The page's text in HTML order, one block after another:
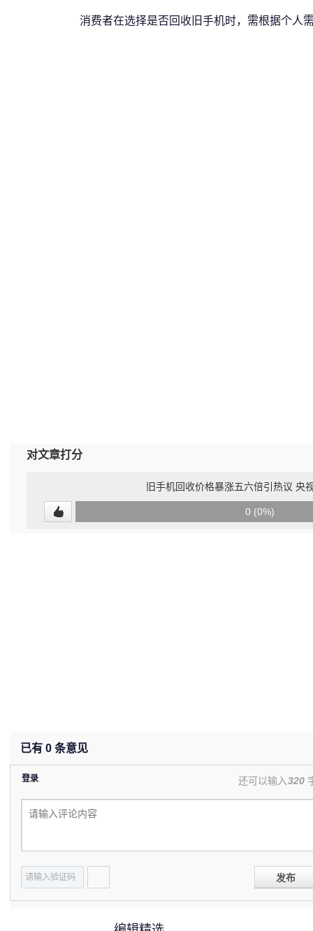
消费者在选择是否回收旧手机时，需根据个人
对文章打分
旧手机回收价格暴涨五六倍引热议 央
0 (0%)
已有 0 条意见
登录 还可以输入320
发布